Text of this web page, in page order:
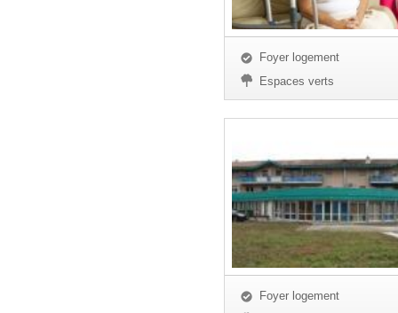
Foyer logement
Espaces verts
Foyer logement